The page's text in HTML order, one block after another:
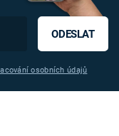
ODESLAT
osobních údajů